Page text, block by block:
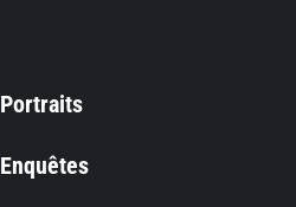
Portraits
Enquêtes